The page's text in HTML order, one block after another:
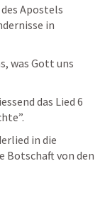
Apostels
in
was Gott uns
das Lied 6
in die
Botschaft von den